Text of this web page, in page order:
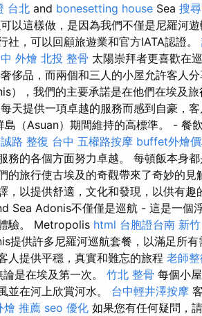
台北 and bonesetting house Sea 搜
以這樣做，是因為我們不僅是尼羅河
社，可以回顧旅遊業和官方IATA認證。
外燴 北投 整骨 太陽崇拜者更喜歡在
侈品，而兩個和三人的小屋允許客人
），我們的主要承諾是在他們在埃及
天提供一項卓越的服務而感到自豪，
島（Asuan）期間維持的高標準。 - 餐
路 整復 台中 五權路按摩 buffet外燴
務的各個方面努力卓越。 每頓飯本身
的旅行使古埃及的奇觀帶來了奇妙的
，以提供舒適，文化和發現，以供有
Sea Adonis不僅僅是巡航 - 這是一個
驗。 Metropolis html 台胞證台南 新
提供許多尼羅河巡航套餐，以滿足所
人提供平穩，真實和難忘的旅程 老師
論是在埃及第一次。 竹北 整骨 每個小
並在河上欣賞河水。 台中輕井澤按摩
燴 推薦 seo 優化 如果您有任何疑問，